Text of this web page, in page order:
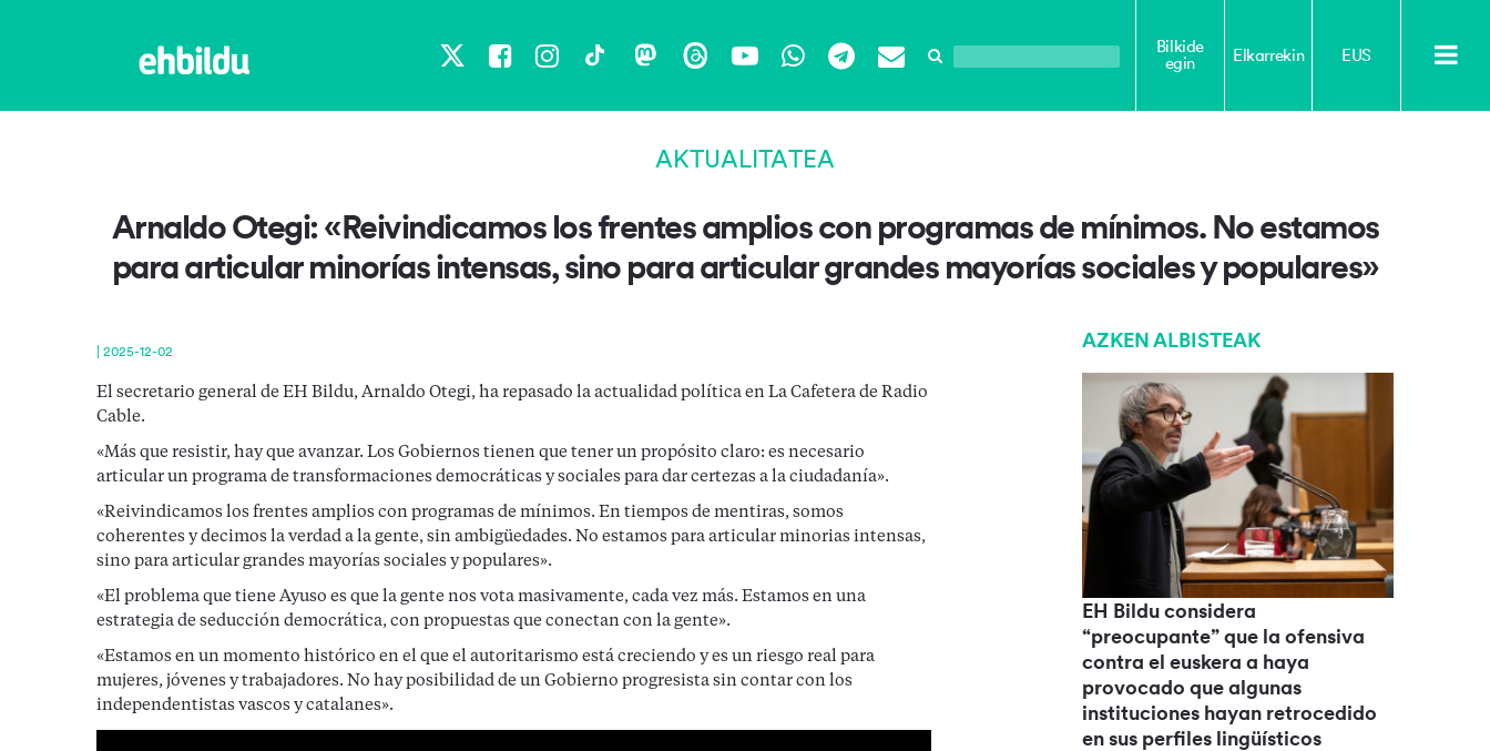
X Facebook
Instagram
TikTokMastodon
ThreadsYouTubeWhatsApp
Telegram
Email
Bilkide
egin
Elkarrekin EUS
AKTUALITATEA
Arnaldo Otegi: «Reivindicamos los frentes amplios con programas de mínimos. No estamos
para articular minorías intensas, sino para articular grandes mayorías sociales y populares»
2025-12-02
El secretario general de EH Bildu, Arnaldo Otegi, ha repasado la actualidad política en La Cafetera de Radio
Cable.
«Más que resistir, hay que avanzar. Los Gobiernos tienen que tener un propósito claro: es necesario
articular un programa de transformaciones democráticas y sociales para dar certezas a la ciudadanía».
«Reivindicamos los frentes amplios con programas de mínimos. En tiempos de mentiras, somos
coherentes y decimos la verdad a la gente, sin ambigüedades. No estamos para articular minorias intensas,
sino para articular grandes mayorías sociales y populares».
«El problema que tiene Ayuso es que la gente nos vota masivamente, cada vez más. Estamos en una
estrategia de seducción democrática, con propuestas que conectan con la gente».
«Estamos en un momento histórico en el que el autoritarismo está creciendo y es un riesgo real para
mujeres, jóvenes y trabajadores. No hay posibilidad de un Gobierno progresista sin contar con los
independentistas vascos y catalanes».
AZKEN ALBISTEAK
EH Bildu considera
“preocupante” que la ofensiva
contra el euskera a haya
provocado que algunas
instituciones hayan retrocedido
en sus perfiles lingüísticos